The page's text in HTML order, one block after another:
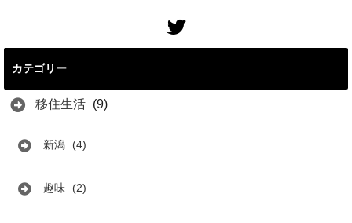
カテゴリー
移住生活 (9)
新潟 (4)
趣味 (2)